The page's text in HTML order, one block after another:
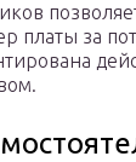
платы за